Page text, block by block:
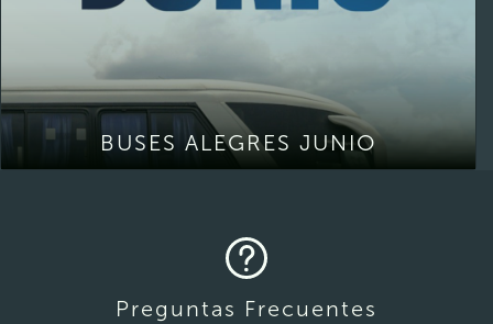
BUSES ALEGRES JUNIO
Preguntas Frecuentes